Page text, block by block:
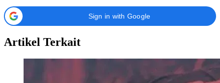
Sign in with Google
Artikel Terkait